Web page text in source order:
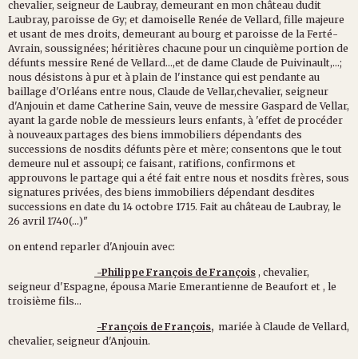
chevalier, seigneur de Laubray, demeurant en mon château dudit
Laubray, paroisse de Gy; et damoiselle Renée de Vellard, fille majeure
et usant de mes droits, demeurant au bourg et paroisse de la Ferté-
Avrain, soussignées; héritières chacune pour un cinquième portion de
défunts messire René de Vellard...,et de dame Claude de Puivinault,...;
nous désistons à pur et à plain de l'instance qui est pendante au
baillage d'Orléans entre nous, Claude de Vellar,chevalier, seigneur
d'Anjouin et dame Catherine Sain, veuve de messire Gaspard de Vellar,
ayant la garde noble de messieurs leurs enfants, à 'effet de procéder
à nouveaux partages des biens immobiliers dépendants des
successions de nosdits défunts père et mère; consentons que le tout
demeure nul et assoupi; ce faisant, ratifions, confirmons et
approuvons le partage qui a été fait entre nous et nosdits frères, sous
signatures privées, des biens immobiliers dépendant desdites
successions en date du 14 octobre 1715. Fait au château de Laubray, le
26 avril 1740(...)"
on entend reparler d'Anjouin avec:
-Philippe François de François , chevalier,
seigneur d'Espagne, épousa Marie Emerantienne de Beaufort et , le
troisième fils...
-François de François, mariée à Claude de Vellard,
chevalier, seigneur d'Anjouin.